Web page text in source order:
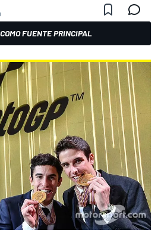
FUENTE PRINCIPAL